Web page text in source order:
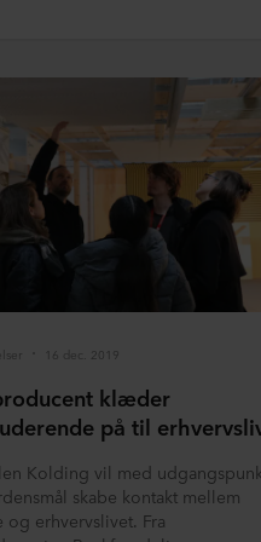
16 dec. 2019
klæder
på til
Kolding vil med
skabe kontakt mellem
og erhvervslivet. Fra